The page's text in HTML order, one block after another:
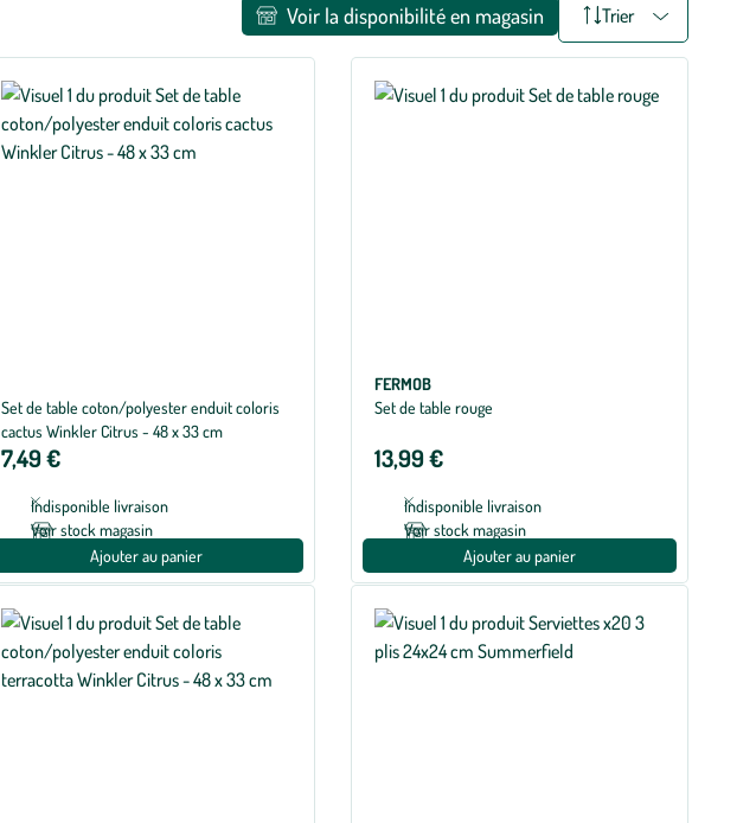
Trier
Voir la disponibilité en magasin
Set de table coton/polyester enduit coloris
cactus Winkler Citrus - 48 x 33 cm
7,49 €
Indisponible livraison
Voir stock magasin
Ajouter au panier
FERMOB
Set de table rouge
13,99 €
Indisponible livraison
Voir stock magasin
Ajouter au panier